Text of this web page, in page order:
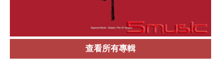
查看所有專輯